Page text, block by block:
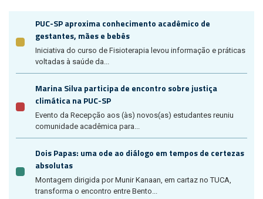
PUC-SP aproxima conhecimento acadêmico de
gestantes, mães e bebês
Iniciativa do curso de Fisioterapia levou informação e práticas
voltadas à saúde da...
Marina Silva participa de encontro sobre justiça
climática na PUC-SP
Evento da Recepção aos (às) novos(as) estudantes reuniu
comunidade acadêmica para...
Dois Papas: uma ode ao diálogo em tempos de certezas
absolutas
Montagem dirigida por Munir Kanaan, em cartaz no TUCA,
transforma o encontro entre Bento...